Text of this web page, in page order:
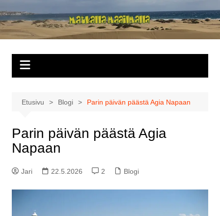
sisältöön
Matkalla
maailmalla
Etusivu Blogi Parin päivän päästä Agia Napaan
Parin päivän päästä Agia
Napaan
Jari 22.5.2026 2 Blogi